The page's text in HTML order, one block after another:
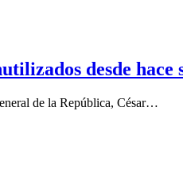
desde hace
de la República, César…